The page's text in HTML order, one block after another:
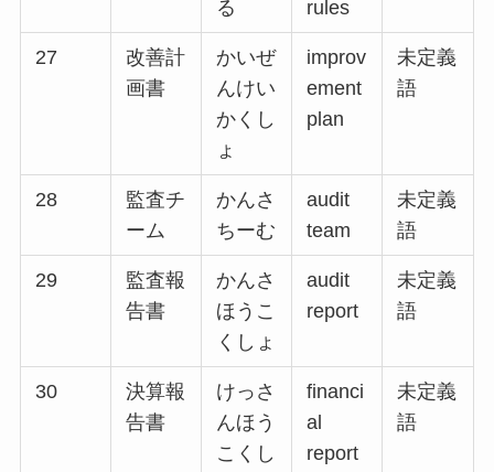
る rules
27
改善計
画書
かいぜ
んけい
かくし
ょ
improv
ement
plan
未定義
語
28
監査チ
ーム
かんさ
ちーむ
audit
team
未定義
語
29
監査報
告書
かんさ
ほうこ
くしょ
audit
report
未定義
語
30
決算報
告書
けっさ
んほう
こくし
financi
al
report
未定義
語